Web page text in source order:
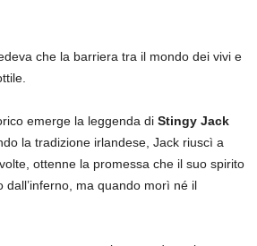
che la barriera tra il mondo dei vivi e
emerge la leggenda di Stingy Jack
la tradizione irlandese, Jack riuscì a
ottenne la promessa che il suo spirito
dall’inferno, ma quando morì né il